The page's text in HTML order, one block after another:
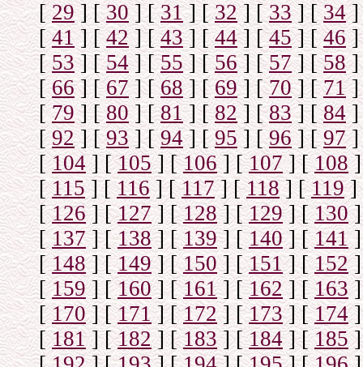
[29] [30] [31] [32] [33] [34]
[41] [42] [43] [44] [45] [46]
[53] [54] [55] [56] [57] [58]
[66] [67] [68] [69] [70] [71]
[79] [80] [81] [82] [83] [84]
[92] [93] [94] [95] [96] [97]
[104] [105] [106] [107] [108]
[115] [116] [117] [118] [119]
[126] [127] [128] [129] [130]
[137] [138] [139] [140] [141]
[148] [149] [150] [151] [152]
[159] [160] [161] [162] [ 163]
[170] [171] [172] [173] [174]
[181] [182] [183] [184] [185]